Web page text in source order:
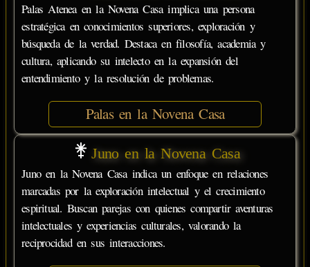
Palas Atenea en la Novena Casa implica una persona
estratégica en conocimientos superiores, exploración y
búsqueda de la verdad. Destaca en filosofía, academia y
cultura, aplicando su intelecto en la expansión del
entendimiento y la resolución de problemas.
Palas en la Novena Casa
Juno en la Novena Casa
Juno en la Novena Casa indica un enfoque en relaciones
marcadas por la exploración intelectual y el crecimiento
espiritual. Buscan parejas con quienes compartir aventuras
intelectuales y experiencias culturales, valorando la
reciprocidad en sus interacciones.